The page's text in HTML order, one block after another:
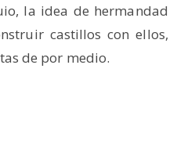
la idea de hermandad
castillos con ellos,
de por medio.